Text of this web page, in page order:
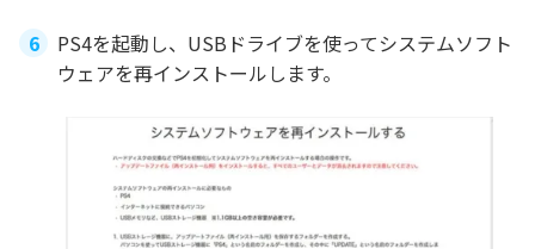
PS4を起動し、USBドライブを使ってシステムソフト
ウェアを再インストールします。